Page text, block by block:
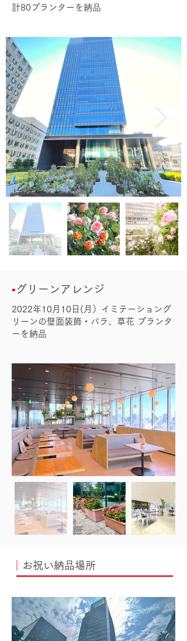
計80プランターを納品
▪️ グリーンアレンジ
2022年10月10日(月）イミテーショング
リーンの壁面装飾・バラ、草花 プランタ
ーを納品
お祝い納品場所